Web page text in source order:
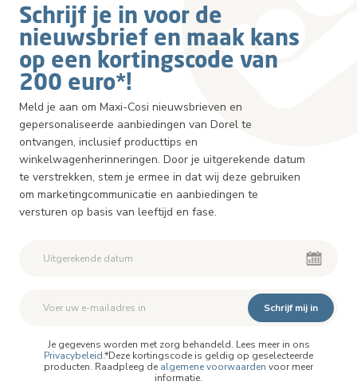
Schrijf je in voor de
nieuwsbrief en maak kans
op een kortingscode van
200 euro*!
Meld je aan om Maxi-Cosi nieuwsbrieven en
gepersonaliseerde aanbiedingen van Dorel te
ontvangen, inclusief producttips en
winkelwagenherinneringen. Door je uitgerekende datum
te verstrekken, stem je ermee in dat wij deze gebruiken
om marketingcommunicatie en aanbiedingen te
versturen op basis van leeftijd en fase.
Schrijf mij in
Je gegevens worden met zorg behandeld. Lees meer in ons
Privacybeleid.*Deze kortingscode is geldig op geselecteerde
producten. Raadpleeg de algemene voorwaarden voor meer
informatie.